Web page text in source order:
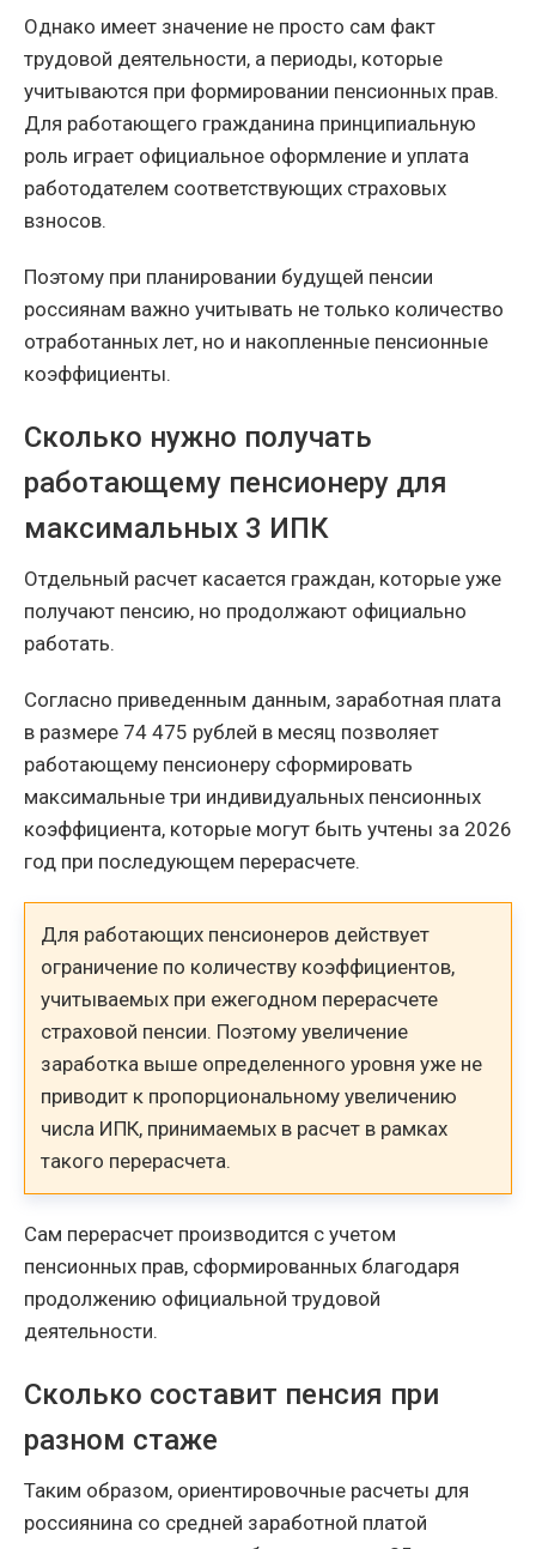
Однако имеет значение не просто сам факт
трудовой деятельности, а периоды, которые
учитываются при формировании пенсионных прав.
Для работающего гражданина принципиальную
роль играет официальное оформление и уплата
работодателем соответствующих страховых
взносов.
Поэтому при планировании будущей пенсии
россиянам важно учитывать не только количество
отработанных лет, но и накопленные пенсионные
коэффициенты.
Сколько нужно получать
работающему пенсионеру для
максимальных 3 ИПК
Отдельный расчет касается граждан, которые уже
получают пенсию, но продолжают официально
работать.
Согласно приведенным данным, заработная плата
в размере 74 475 рублей в месяц позволяет
работающему пенсионеру сформировать
максимальные три индивидуальных пенсионных
коэффициента, которые могут быть учтены за 2026
год при последующем перерасчете.
Для работающих пенсионеров действует
ограничение по количеству коэффициентов,
учитываемых при ежегодном перерасчете
страховой пенсии. Поэтому увеличение
заработка выше определенного уровня уже не
приводит к пропорциональному увеличению
числа ИПК, принимаемых в расчет в рамках
такого перерасчета.
Сам перерасчет производится с учетом
пенсионных прав, сформированных благодаря
продолжению официальной трудовой
деятельности.
Сколько составит пенсия при
разном стаже
Таким образом, ориентировочные расчеты для
россиянина со средней заработной платой